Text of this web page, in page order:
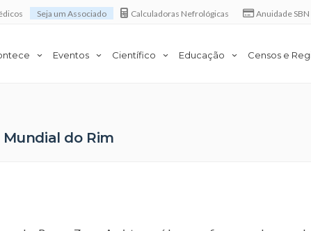
Seja um Associado Calculadoras Nefrológicas Anuidade SBN
Eventos Científico Educação Censos e
do Rim